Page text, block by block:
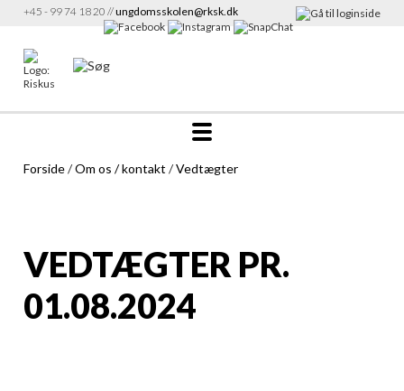
+45 - 99 74 18 20 //ungdomsskolen@rksk.dk
Forside/Om os / kontakt /Vedtægter
VEDTÆGTER PR.
01.08.2024